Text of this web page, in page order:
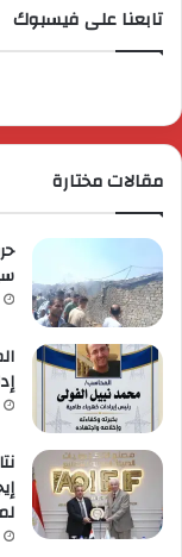
تابعنا على فيسبوك
مقالات مختارة